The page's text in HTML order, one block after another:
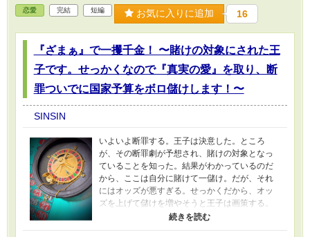
恋愛 完結 短編 お気に入りに追加 16
『ざまぁ』で一攫千金！ 〜賭けの対象にされた王
子です。せっかくなので『真実の愛』を取り、断
罪ついでに国家予算をボロ儲けします！〜
SINSIN
いよいよ断罪する。王子は決意した。ところ
が、その断罪劇が予想され、賭けの対象となっ
ていることを知った。結果がわかっているのだ
から、ここは自分に賭けて一儲け。だが、それ
にはオッズが悪すぎる。せっかくだから、オッ
ズを上げて儲けを増やそうと王子は画策する。
果たして、王子の真実の愛とお金への大願は成